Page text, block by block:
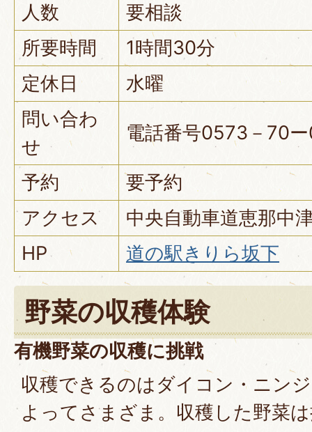
人数
要相談
所要時間
1時間30分
定休日
水曜
問い合わ
せ
電話番号0573－70
予約
要予約
アクセス
中央自動車道恵那中
HP
道の駅きりら坂下
野菜の収穫体験
有機野菜の収穫に挑戦
収穫できるのはダイコン・ニン
よってさまざま。収穫した野菜